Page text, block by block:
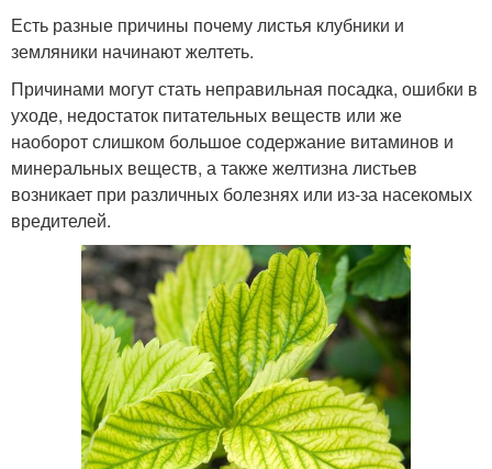
Есть разные причины почему листья клубники и
земляники начинают желтеть.
Причинами могут стать неправильная посадка, ошибки в
уходе, недостаток питательных веществ или же
наоборот слишком большое содержание витаминов и
минеральных веществ, а также желтизна листьев
возникает при различных болезнях или из-за насекомых
вредителей.